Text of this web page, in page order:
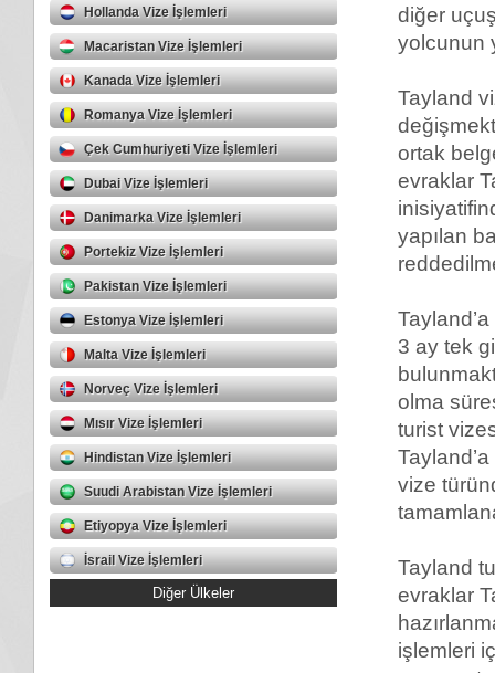
Hollanda Vize İşlemleri
Macaristan Vize İşlemleri
Kanada Vize İşlemleri
Romanya Vize İşlemleri
Çek Cumhuriyeti Vize İşlemleri
Dubai Vize İşlemleri
Danimarka Vize İşlemleri
Portekiz Vize İşlemleri
Pakistan Vize İşlemleri
Estonya Vize İşlemleri
Malta Vize İşlemleri
Norveç Vize İşlemleri
Mısır Vize İşlemleri
Hindistan Vize İşlemleri
Suudi Arabistan Vize İşlemleri
Etiyopya Vize İşlemleri
İsrail Vize İşlemleri
Diğer Ülkeler
diğer
yolcunun
Tayland
ortak
evraklar
yapılan
3 ay tek
olma
turist
vize
Tayland
evraklar
işlemleri